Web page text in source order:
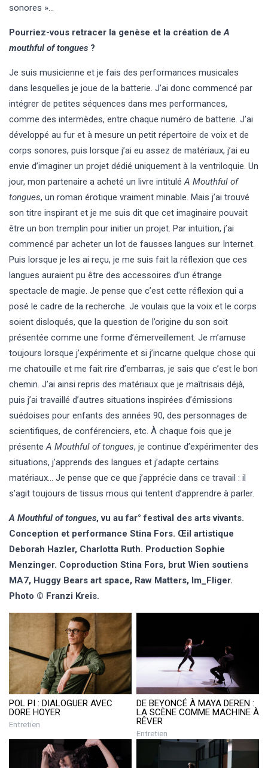
sonores »…
Pourriez-vous retracer la genèse et la création deA
mouthful of tongues ?
Je suis musicienne et je fais des performances musicales
dans lesquelles je joue de la batterie. J’ai donc commencé par
intégrer de petites séquences dans mes performances,
comme des intermèdes, entre chaque numéro de batterie. J’ai
développé au fur et à mesure un petit répertoire de voix et de
corps sonores, puis lorsque j’ai eu assez de matériaux, j’ai eu
envie d’imaginer un projet dédié uniquement à la ventriloquie. Un
jour, mon partenaire a acheté un livre intituléA Mouthful of
tongues, un roman érotique vraiment minable. Mais j’ai trouvé
son titre inspirant et je me suis dit que cet imaginaire pouvait
être un bon tremplin pour initier un projet. Par intuition, j’ai
commencé par acheter un lot de fausses langues sur Internet.
Puis lorsque je les ai reçu, je me suis fait la réflexion que ces
langues auraient pu être des accessoires d’un étrange
spectacle de magie. Je pense que c’est cette réflexion qui a
posé le cadre de la recherche. Je voulais que la voix et le corps
soient disloqués, que la question de l’origine du son soit
présentée comme une forme d’émerveillement. Je m’amuse
toujours lorsque j’expérimente et si j’incarne quelque chose qui
me chatouille et me fait rire d’embarras, je sais que c’est le bon
chemin. J’ai ainsi repris des matériaux que je maîtrisais déjà,
puis j’ai travaillé d’autres situations inspirées d’émissions
suédoises pour enfants des années 90, des personnages de
scientifiques, de conférenciers, etc. À chaque fois que je
présenteA Mouthful of tongues, je continue d’expérimenter des
situations, j’apprends des langues et j’adapte certains
matériaux… Je pense que ce que j’apprécie dans ce travail : il
s’agit toujours de tissus mous qui tentent d’apprendre à parler.
A Mouthful of tongues, vu au far° festival des arts vivants.
Conception et performance Stina Fors. Œil artistique
Deborah Hazler, Charlotta Ruth. Production Sophie
Menzinger. Coproduction Stina Fors, brut Wien soutiens
MA7, Huggy Bears art space, Raw Matters, Im_Fliger.
Photo © Franzi Kreis.
POL PI : DIALOGUER AVEC
DORE HOYER
Entretien
DE BEYONCÉ À MAYA DEREN :
LA SCÈNE COMME MACHINE À
RÊVER
Entretien